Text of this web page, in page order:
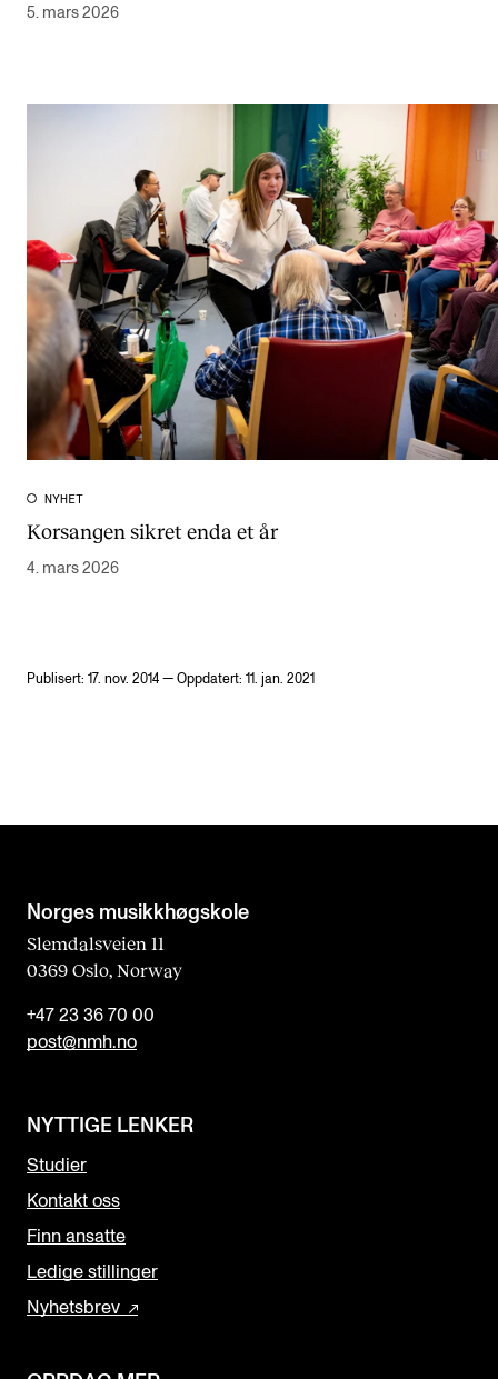
5. mars 2026
NYHET
Korsangen sikret enda et år
4. mars 2026
Publisert: 17. nov. 2014 — Oppdatert: 11. jan. 2021
Norges musikk­høgskole
Slemdalsveien 11
0369 Oslo, Norway
+47 23 36 70 00
post@nmh.no
NYTTIGE LENKER
Studier
Kontakt oss
Finn ansatte
Ledige stillinger
Nyhetsbrev